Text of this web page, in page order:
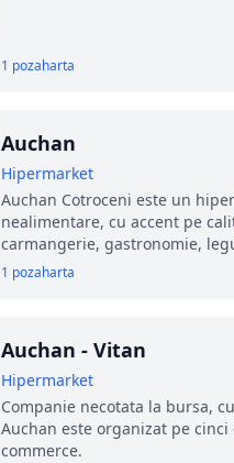
1 pozaharta
Auchan
Hipermarket
Auchan Cotroceni este un
nealimentare, cu accent pe
carmangerie, gastronomie,
1 pozaharta
Auchan - Vitan
Hipermarket
Companie necotata la bursa,
Auchan este organizat pe
commerce.